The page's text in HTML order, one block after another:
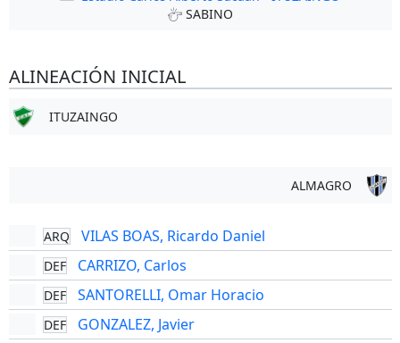
SABINO
ALINEACIÓN INICIAL
ITUZAINGO
ALMAGRO
ARQ VILAS BOAS, Ricardo Daniel
DEF CARRIZO, Carlos
DEF SANTORELLI, Omar Horacio
DEF GONZALEZ, Javier